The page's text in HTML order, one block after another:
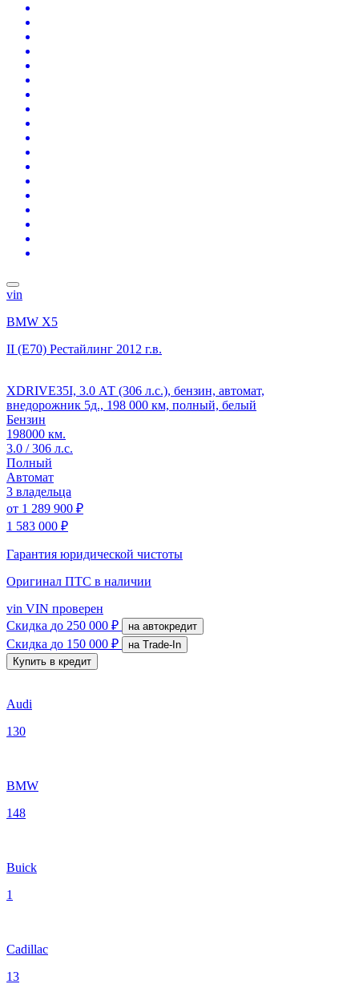
vin
BMW X5
II (E70) Рестайлинг 2012 г.в.
XDRIVE35I, 3.0 АТ (306 л.с.), бензин, автомат,
внедорожник 5д., 198 000 км, полный, белый
Бензин
198000 км.
3.0 / 306 л.с.
Полный
Автомат
3 владельца
от 1 289 900 ₽
1 583 000 ₽
Гарантия юридической чистоты
Оригинал ПТС в наличии
vin VIN проверен
Скидка до 250 000 ₽ на автокредит
Скидка до 150 000 ₽
на Trade-In
Купить в кредит
Audi
130
BMW
148
Buick
1
Cadillac
13